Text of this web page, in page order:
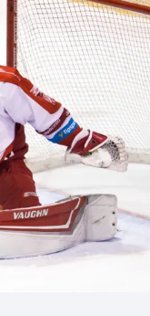
Vodní
Volejbal